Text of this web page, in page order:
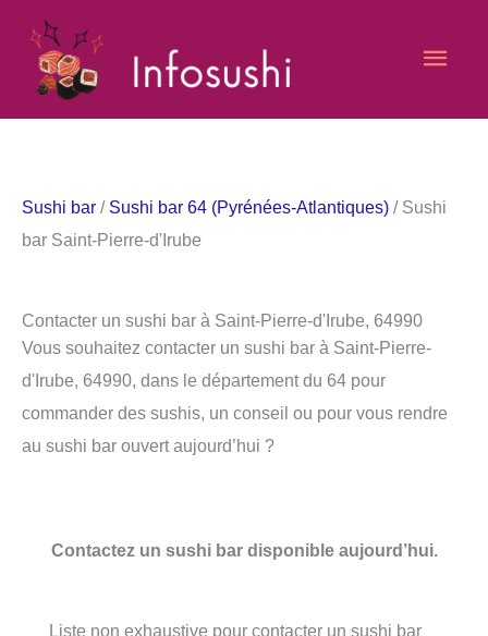
contenu
Sushi bar / Sushi bar 64 (Pyrénées-Atlantiques) / Sushi
bar Saint-Pierre-d'Irube
Contacter un sushi bar à Saint-Pierre-d'Irube, 64990
Vous souhaitez contacter un sushi bar à Saint-Pierre-
d'Irube, 64990, dans le département du 64 pour
commander des sushis, un conseil ou pour vous rendre
au sushi bar ouvert aujourd’hui ?
Contactez un sushi bar disponible aujourd’hui.
Liste non exhaustive pour contacter un sushi bar